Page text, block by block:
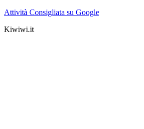
Attività Consigliata su Google
Kiwiwi.it